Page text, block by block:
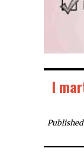
I
Published